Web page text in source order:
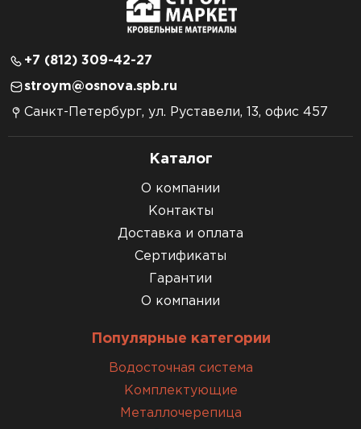
+7 (812) 309-42-27
stroym@osnova.spb.ru
Санкт-Петербург, ул. Руставели, 13, офис 457
Каталог
О компании
Контакты
Доставка и оплата
Сертификаты
Гарантии
О компании
Популярные категории
Водосточная система
Комплектующие
Металлочерепица